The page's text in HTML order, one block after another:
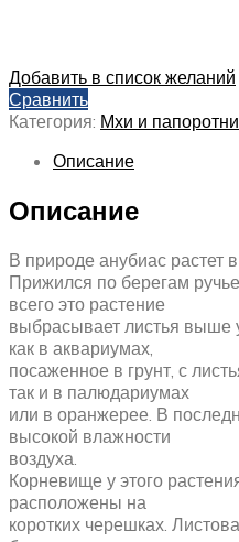
Добавить в список желаний
Сравнить
Категория: Мхи и
Описание
Описание
В природе анубиас растет
Прижился по берегам
всего это растение
выбрасывает листья
как в аквариумах,
посаженное в грунт, с
так и в палюдариумах
или в оранжерее. В
высокой влажности
воздуха.
Корневище у этого
расположены на
коротких черешках.